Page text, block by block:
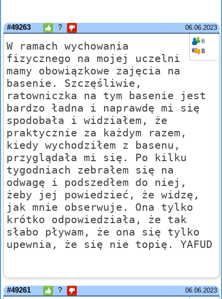
06.06.2023
#49263 ?
6
8
W ramach wychowania
fizycznego na mojej uczelni
mamy obowiązkowe zajęcia na
basenie. Szczęśliwie,
ratowniczka na tym basenie jest
bardzo ładna i naprawdę mi się
spodobała i widziałem, że
praktycznie za każdym razem,
kiedy wychodziłem z basenu,
przyglądała mi się. Po kilku
tygodniach zebrałem się na
odwagę i podszedłem do niej,
żeby jej powiedzieć, że widzę,
jak mnie obserwuje. Ona tylko
krótko odpowiedziała, że tak
słabo pływam, że ona się tylko
upewnia, że się nie topię. YAFUD
06.06.2023
#49261 ?